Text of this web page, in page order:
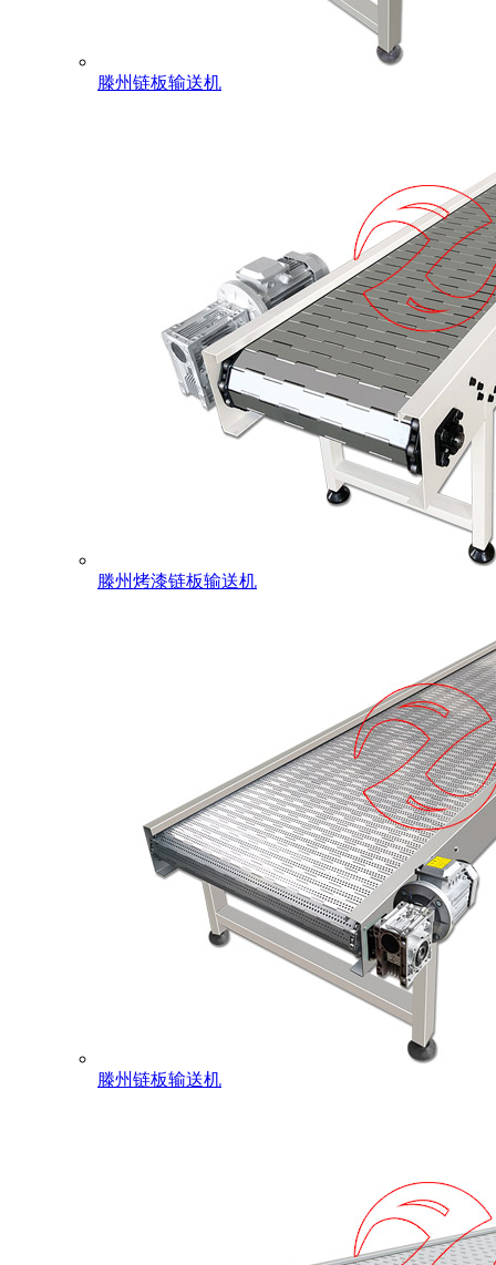
滕州链板输送机
滕州烤漆链板输送机
滕州链板输送机